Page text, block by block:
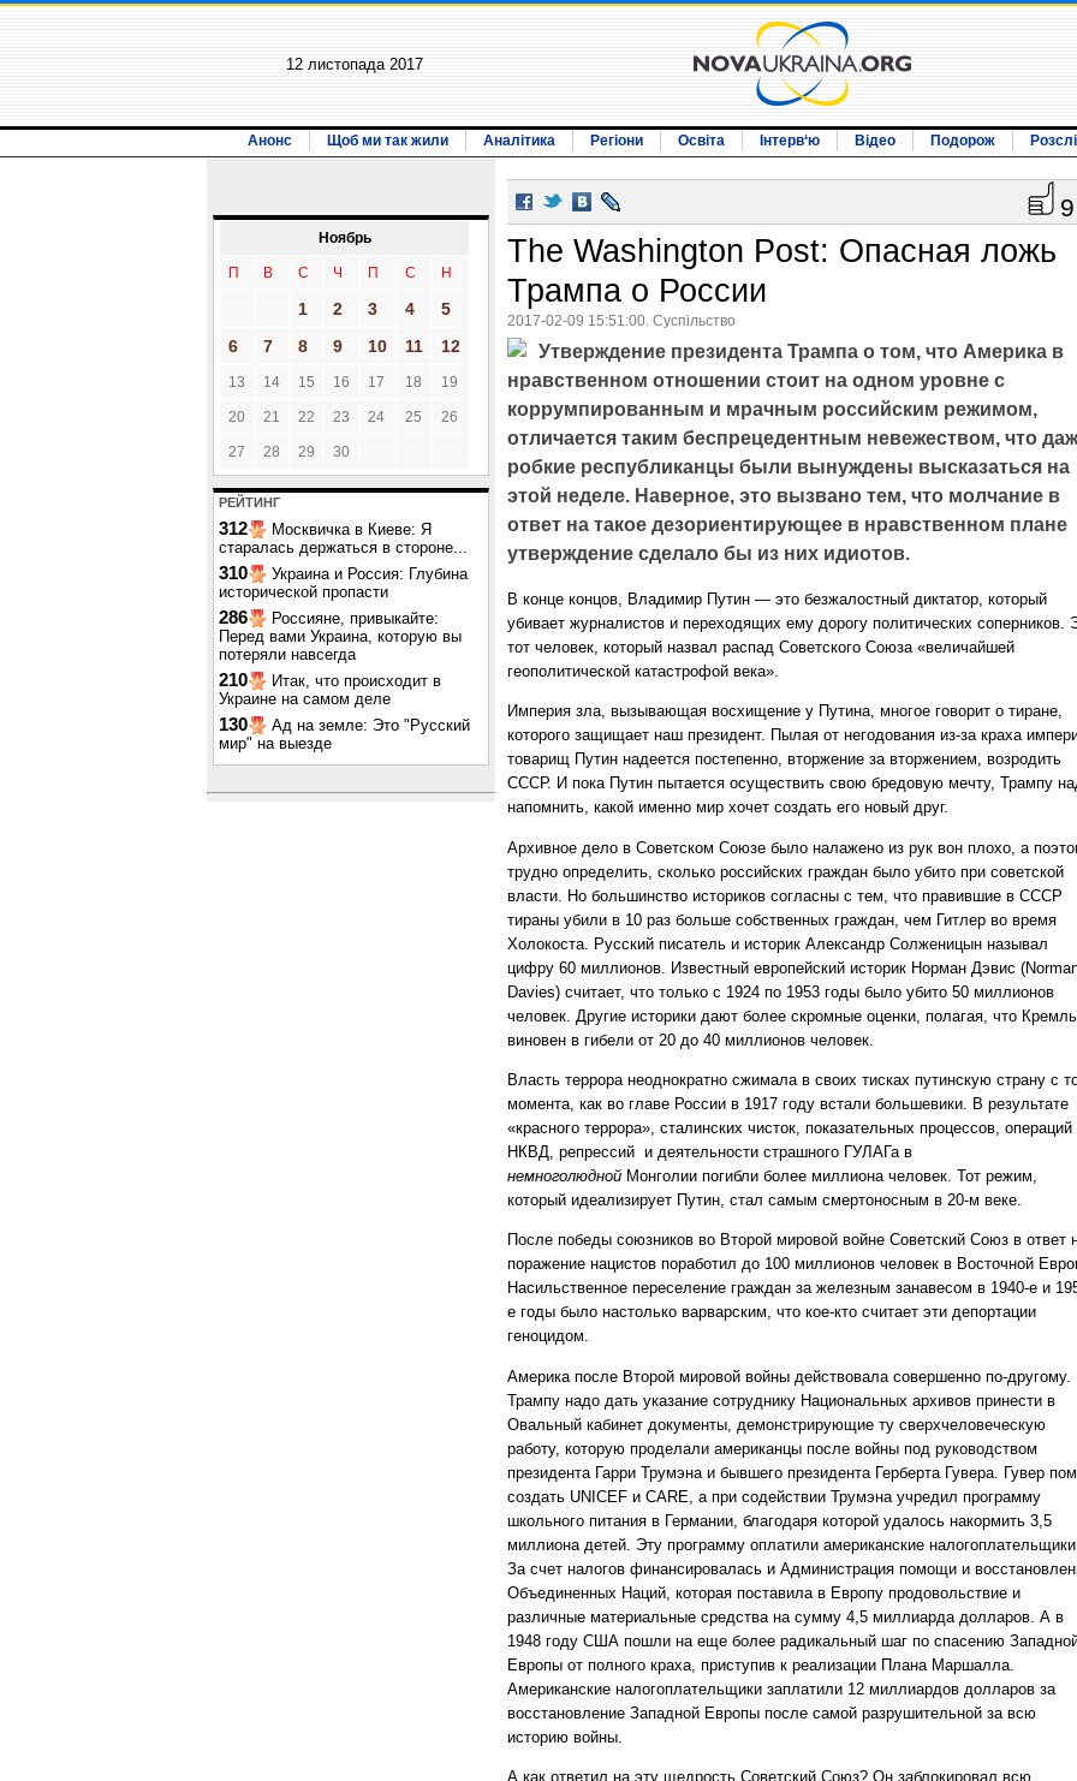
12 листопада 2017
Анонс Щоб ми так жили Аналітика Регіони Освіта Інтерв‘ю Відео Подорож
Ноябрь
П В С Ч П С Н
1 2 3 4
5
6
7 8 9 10 11 12
13 14 15 16 17 18 19
20 21 22 23 24 25 26
27 28 29 30
РЕЙТИНГ
312
Москвичка в Киеве: Я
старалась держаться в стороне...
310
Украина и Россия: Глубина
исторической пропасти
286
Россияне, привыкайте:
Перед вами Украина, которую вы
потеряли навсегда
210
Итак, что происходит в
Украине на самом деле
130
Ад на земле: Это "Русский
мир" на выезде
9
The Washington Post: Опасная ложь
Трампа о России
2017-02-09 15:51:00. Суспільство
Утверждение президента Трампа о том, что Америка в
нравственном отношении стоит на одном уровне с
коррумпированным и мрачным российским режимом,
отличается таким беспрецедентным невежеством, что
робкие республиканцы были вынуждены высказаться на
этой неделе. Наверное, это вызвано тем, что молчание в
ответ на такое дезориентирующее в нравственном плане
утверждение сделало бы из них идиотов.
В конце концов, Владимир Путин — это безжалостный диктатор, который
убивает журналистов и переходящих ему дорогу политических соперников.
тот человек, который назвал распад Советского Союза «величайшей
геополитической катастрофой века».
Империя зла, вызывающая восхищение у Путина, многое говорит о тиране,
которого защищает наш президент. Пылая от негодования из-за краха
товарищ Путин надеется постепенно, вторжение за вторжением, возродить
СССР. И пока Путин пытается осуществить свою бредовую мечту, Трампу
напомнить, какой именно мир хочет создать его новый друг.
Архивное дело в Советском Союзе было налажено из рук вон плохо, а
трудно определить, сколько российских граждан было убито при советской
власти. Но большинство историков согласны с тем, что правившие в СССР
тираны убили в 10 раз больше собственных граждан, чем Гитлер во время
Холокоста. Русский писатель и историк Александр Солженицын называл
цифру 60 миллионов. Известный европейский историк Норман Дэвис
Davies) считает, что только с 1924 по 1953 годы было убито 50 миллионов
человек. Другие историки дают более скромные оценки, полагая, что Кремль
виновен в гибели от 20 до 40 миллионов человек.
Власть террора неоднократно сжимала в своих тисках путинскую страну с
момента, как во главе России в 1917 году встали большевики. В результате
«красного террора», сталинских чисток, показательных процессов, операций
НКВД, репрессий и деятельности страшного ГУЛАГа в
немноголюдной Монголии погибли более миллиона человек. Тот режим,
который идеализирует Путин, стал самым смертоносным в 20-м веке.
После победы союзников во Второй мировой войне Советский Союз в ответ
поражение нацистов поработил до 100 миллионов человек в Восточной
Насильственное переселение граждан за железным занавесом в 1940-е и
е годы было настолько варварским, что кое-кто считает эти депортации
геноцидом.
Америка после Второй мировой войны действовала совершенно по-другому.
Трампу надо дать указание сотруднику Национальных архивов принести в
Овальный кабинет документы, демонстрирующие ту сверхчеловеческую
работу, которую проделали американцы после войны под руководством
президента Гарри Трумэна и бывшего президента Герберта Гувера. Гувер
создать UNICEF и CARE, а при содействии Трумэна учредил программу
школьного питания в Германии, благодаря которой удалось накормить 3,5
миллиона детей. Эту программу оплатили американские налогоплательщики.
За счет налогов финансировалась и Администрация помощи и
Объединенных Наций, которая поставила в Европу продовольствие и
различные материальные средства на сумму 4,5 миллиарда долларов. А в
1948 году США пошли на еще более радикальный шаг по спасению
Европы от полного краха, приступив к реализации Плана Маршалла.
Американские налогоплательщики заплатили 12 миллиардов долларов за
восстановление Западной Европы после самой разрушительной за всю
историю войны.
А как ответил на эту щедрость Советский Союз? Он заблокировал всю